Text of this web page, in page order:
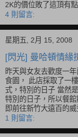
2K的價位敗了這頂有點
4 則留言:
星期五, 2月 15, 2008
[閃光] 曼哈頓情緣
昨天與女友去歡度一
食園， 此店採取了一
式，特別的日子 當然
特別的日子，所以餐
即前往新竹大遠百的
1 則留言: